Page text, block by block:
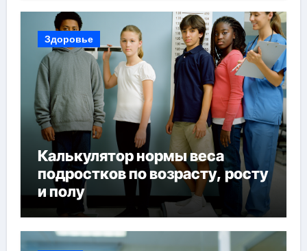
Здоровье
Калькулятор нормы веса
подростков по возрасту, росту
и полу